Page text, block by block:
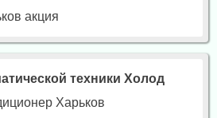
акция
техники Холод
Харьков